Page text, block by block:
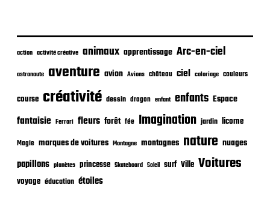
l
i
a
i
n
action activité créative animaux apprentissage Arc-en-ciel
astronaute aventure avion Avions château ciel coloriage couleurs
course créativité dessin dragon enfant enfants Espace
fantaisie Ferrari fleurs forêt fée Imagination jardin licorne
Magie marques de voitures Montagne montagnes nature nuages
papillons planètes princesse Skateboard Soleil surf Ville Voitures
voyage éducation étoiles